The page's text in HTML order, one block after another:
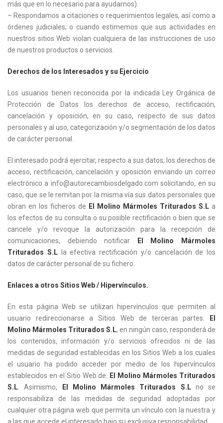
más que en lo necesario para ayudarnos).
– Respondamos a citaciones o requerimientos legales, así como a
órdenes judiciales; o cuando estimemos que sus actividades en
nuestros sitios Web violan cualquiera de las instrucciones de uso
de nuestros productos o servicios.
Derechos de los Interesados y su Ejercicio
Los usuarios tienen reconocida por la indicada Ley Orgánica de
Protección de Datos los derechos de acceso, rectificación,
cancelación y oposición, en su caso, respecto de sus datos
personales y al uso, categorización y/o segmentación de los datos
de carácter personal.
El interesado podrá ejercitar, respecto a sus datos, los derechos de
acceso, rectificación, cancelación y oposición enviando un correo
electrónico a info@autorecambiosdelgado.com solicitando, en su
caso, que se le remitan por la misma vía sus datos personales que
obran en los ficheros de El Molino Mármoles Triturados S.L a
los efectos de su consulta o su posible rectificación o bien que se
cancele y/o revoque la autorización para la recepción de
comunicaciones, debiendo notificar
El Molino Mármoles
Triturados S.Lla efectiva rectificación y/o cancelación de los
datos de carácter personal de su fichero.
Enlaces a otros Sitios Web / Hipervínculos.
En esta página Web se utilizan hipervínculos que permiten al
usuario redireccionarse a Sitios Web de terceras partes.
El
Molino Mármoles Triturados S.L, en ningún caso, responderá de
los contenidos, información y/o servicios ofrecidos ni de las
medidas de seguridad establecidas en los Sitios Web a los cuales
el usuario ha podido acceder por medio de los hipervínculos
establecidos en el Sitio Web de.
El Molino Mármoles Triturados
S.L . Asimismo, El Molino Mármoles Triturados S.Lno se
responsabiliza de las medidas de seguridad adoptadas por
cualquier otra página web que permita un vínculo con la nuestra y